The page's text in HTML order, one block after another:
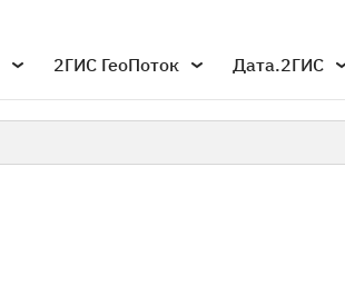
2ГИС ГеоПоток Дата.2ГИС